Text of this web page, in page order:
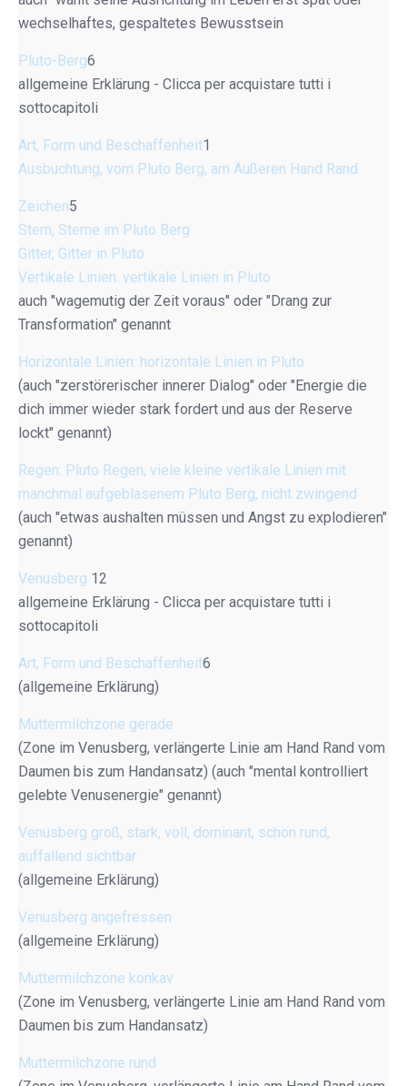
wechselhaftes, gespaltetes Bewusstsein
Pluto-Berg6
allgemeine Erklärung - Clicca per acquistare tutti i
sottocapitoli
Art, Form und Beschaffenheit1
Ausbuchtung, vom Pluto Berg, am Äußeren Hand Rand
Zeichen5
Stern, Sterne im Pluto Berg
Gitter, Gitter in Pluto
Vertikale Linien: vertikale Linien in Pluto
auch "wagemutig der Zeit voraus" oder "Drang zur
Transformation" genannt
Horizontale Linien: horizontale Linien in Pluto
(auch "zerstörerischer innerer Dialog" oder "Energie die
dich immer wieder stark fordert und aus der Reserve
lockt" genannt)
Regen: Pluto Regen, viele kleine vertikale Linien mit
manchmal aufgeblasenem Pluto Berg, nicht zwingend
(auch "etwas aushalten müssen und Angst zu explodieren"
genannt)
Venusberg 12
allgemeine Erklärung - Clicca per acquistare tutti i
sottocapitoli
Art, Form und Beschaffenheit6
(allgemeine Erklärung)
Muttermilchzone gerade
(Zone im Venusberg, verlängerte Linie am Hand Rand vom
Daumen bis zum Handansatz) (auch "mental kontrolliert
gelebte Venusenergie" genannt)
Venusberg groß, stark, voll, dominant, schön rund,
auffallend sichtbar
(allgemeine Erklärung)
Venusberg angefressen
(allgemeine Erklärung)
Muttermilchzone konkav
(Zone im Venusberg, verlängerte Linie am Hand Rand vom
Daumen bis zum Handansatz)
Muttermilchzone rund